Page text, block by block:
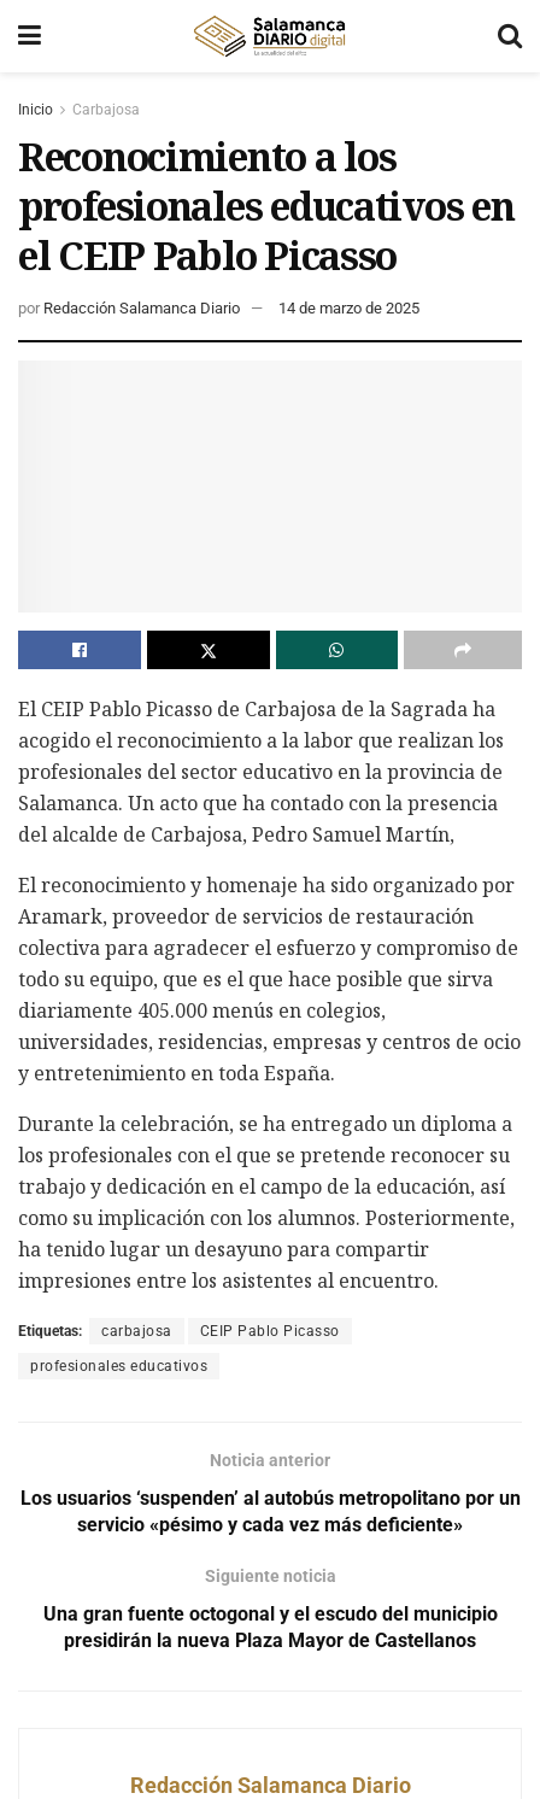
Inicio Carbajosa
Reconocimiento a los
profesionales educativos en
el CEIP Pablo Picasso
por Redacción Salamanca Diario 14 de marzo de 2025
El CEIP Pablo Picasso de Carbajosa de la Sagrada ha
acogido el reconocimiento a la labor que realizan los
profesionales del sector educativo en la provincia de
Salamanca. Un acto que ha contado con la presencia
del alcalde de Carbajosa, Pedro Samuel Martín,
El reconocimiento y homenaje ha sido organizado por
Aramark, proveedor de servicios de restauración
colectiva para agradecer el esfuerzo y compromiso de
todo su equipo, que es el que hace posible que sirva
diariamente 405.000 menús en colegios,
universidades, residencias, empresas y centros de ocio
y entretenimiento en toda España.
Durante la celebración, se ha entregado un diploma a
los profesionales con el que se pretende reconocer su
trabajo y dedicación en el campo de la educación, así
como su implicación con los alumnos. Posteriormente,
ha tenido lugar un desayuno para compartir
impresiones entre los asistentes al encuentro.
Etiquetas: carbajosa CEIP Pablo Picasso
profesionales educativos
Noticia anterior
Los usuarios ‘suspenden’ al autobús metropolitano por un
servicio «pésimo y cada vez más deficiente»
Siguiente noticia
Una gran fuente octogonal y el escudo del municipio
presidirán la nueva Plaza Mayor de Castellanos
Redacción Salamanca Diario